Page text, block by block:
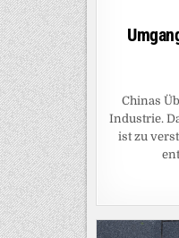
Chinas
Industrie.
ist zu